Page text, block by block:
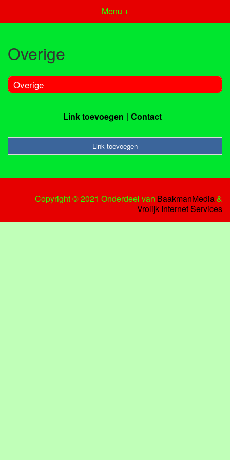
Menu +
Overige
Overige
Link toevoegen Contact
Link toevoegen
Copyright © 2021 Onderdeel van BaakmanMedia&
Vrolijk Internet Services